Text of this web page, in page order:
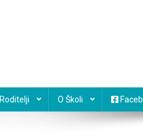
Roditelji O Školi